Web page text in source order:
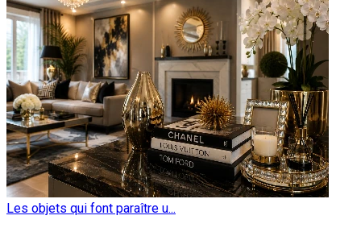
Les objets qui font paraître u...